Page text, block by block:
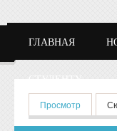
ГЛАВНАЯ
СТУДЕНТУ
Главные
Просмотр